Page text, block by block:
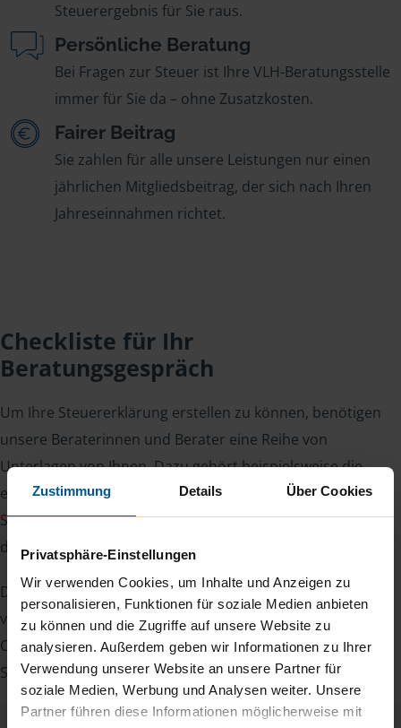
Zustimmung Details Über Cookies
Privatsphäre-Einstellungen
Wir verwenden Cookies, um Inhalte und Anzeigen zu
personalisieren, Funktionen für soziale Medien anbieten
zu können und die Zugriffe auf unsere Website zu
analysieren. Außerdem geben wir Informationen zu Ihrer
Verwendung unserer Website an unsere Partner für
soziale Medien, Werbung und Analysen weiter. Unsere
Partner führen diese Informationen möglicherweise mit
Steuerergebnis für Sie raus.
Persönliche Beratung
Bei Fragen zur Steuer ist Ihre VLH-Beratungsstelle
immer für Sie da – ohne Zusatzkosten.
Fairer Beitrag
Sie zahlen für alle unsere Leistungen nur einen
jährlichen Mitgliedsbeitrag, der sich nach Ihren
Jahreseinnahmen richtet.
Checkliste für Ihr
Beratungsgespräch
Um Ihre Steuererklärung erstellen zu können, benötigen
unsere Beraterinnen und Berater eine Reihe von
Unterlagen von Ihnen. Dazu gehört beispielsweise die
elektronische Lohnsteuerbescheinigung, Ihre
Steueridentifikationsnummer, der Rentenbescheid oder
die Bescheinigung über das Kindergeld.
Damit Sie sich gut vorbereiten können und keinen der
vielen Nachweise vergessen, stellen wir Ihnen hier eine
Checkliste für Arbeitnehmer, Beamte, Auszubildende und
Studenten sowie Rentner zur Verfügung.